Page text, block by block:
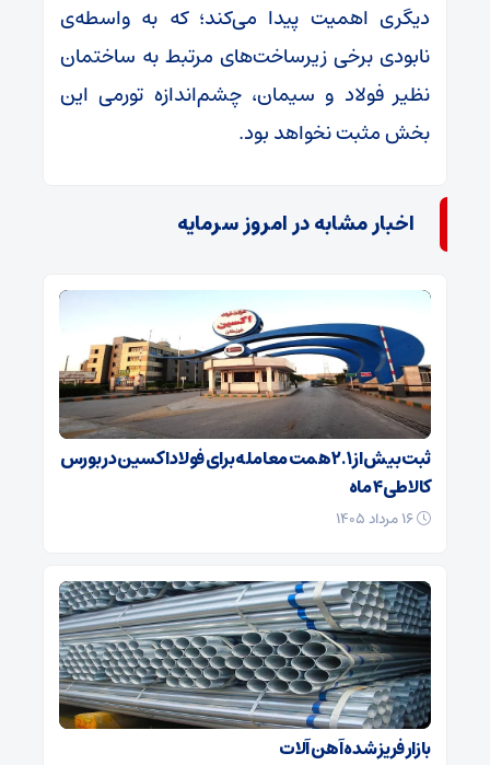
دیگری اهمیت پیدا می‌کند؛ که به واسطه‌ی
نابودی برخی زیرساخت‌های مرتبط به ساختمان
نظیر فولاد و سیمان، چشم‌اندازه تورمی این
بخش مثبت نخواهد بود.
اخبار مشابه در امروز سرمایه
ثبت بیش از ۲.۱ همت معامله برای فولاد اکسین در بورس
کالا طی ۴ ماه
بازار فریز شده آهن آلات